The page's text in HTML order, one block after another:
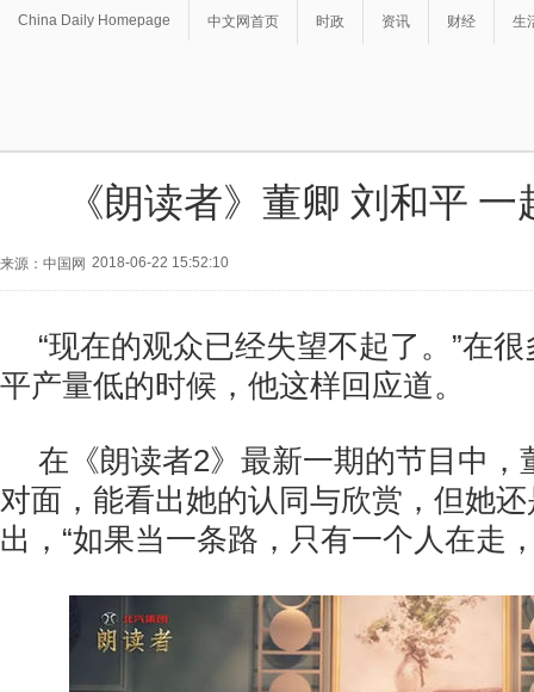
China Daily Homepage 中文网首页 时政 资讯 财经 生
《朗读者》董卿 刘和平
来源：中国网 2018-06-22 15:52:10
“现在的观众已经失望不起了。”在
平产量低的时候，他这样回应道。
在《朗读者2》最新一期的节目中，
对面，能看出她的认同与欣赏，但她
出，“如果当一条路，只有一个人在走